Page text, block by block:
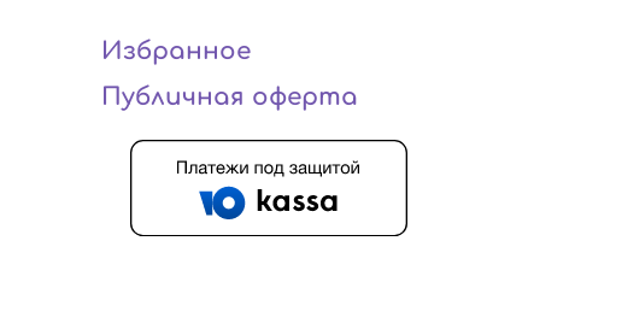
Избранное
Публичная оферта